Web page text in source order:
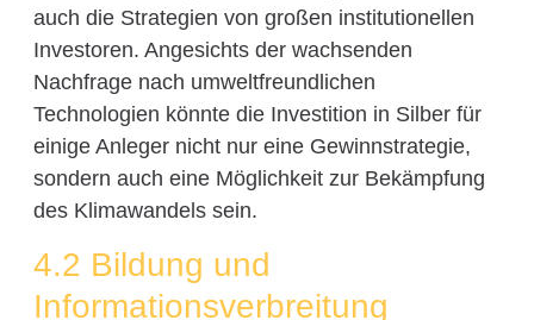
auch die Strategien von großen institutionellen
Investoren. Angesichts der wachsenden
Nachfrage nach umweltfreundlichen
Technologien könnte die Investition in Silber für
einige Anleger nicht nur eine Gewinnstrategie,
sondern auch eine Möglichkeit zur Bekämpfung
des Klimawandels sein.
4.2 Bildung und
Informationsverbreitung